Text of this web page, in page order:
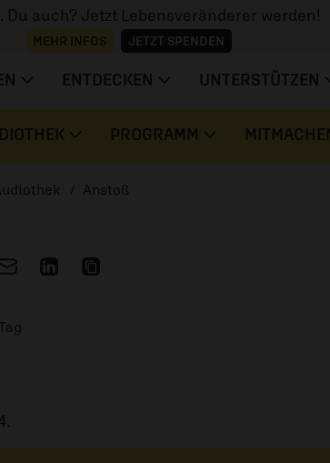
Du auch? Jetzt Lebensveränderer werden!
MEHR INFOS JETZT SPENDEN
ENTDECKEN UNTERSTÜTZEN
PROGRAMM
Anstoß